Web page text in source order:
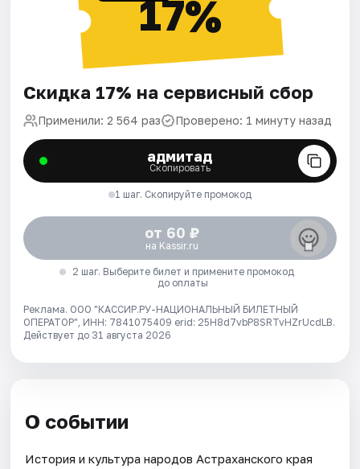
17%
Скидка 17% на сервисный сбор
Применили: 2 564 раз Проверено: 1 минуту назад
адмитад
Скопировать
1 шаг. Скопируйте промокод
от 60 ₽
на Kassir.ru
2 шаг. Выберите билет и примените промокод
до оплаты
Реклама. ООО "КАССИР.РУ-НАЦИОНАЛЬНЫЙ БИЛЕТНЫЙ
ОПЕРАТОР", ИНН: 7841075409 erid: 25H8d7vbP8SRTvHZrUcdLB.
Действует до 31 августа 2026
О событии
История и культура народов Астраханского края